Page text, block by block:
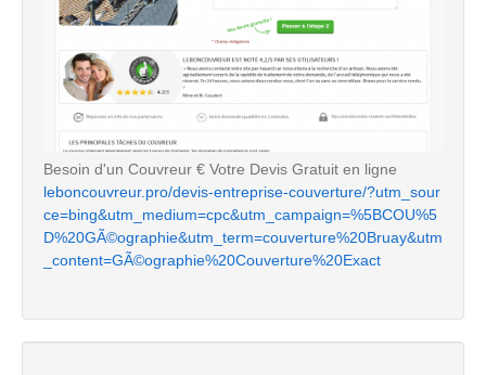
Besoin d'un Couvreur € Votre Devis Gratuit en ligne
leboncouvreur.pro/devis-entreprise-couverture/?utm_sour
ce=bing&utm_medium=cpc&utm_campaign=%5BCOU%5
D%20GÃ©ographie&utm_term=couverture%20Bruay&utm
_content=GÃ©ographie%20Couverture%20Exact